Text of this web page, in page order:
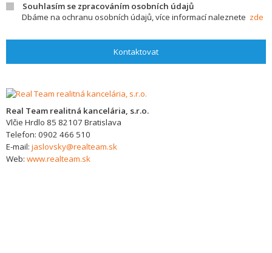
Souhlasím se zpracováním osobních údajů
Dbáme na ochranu osobních údajů, více informací naleznete zde
Kontaktovat
Real Team realitná kancelária, s.r.o.
Vlčie Hrdlo 85 82107 Bratislava
Telefon: 0902 466 510
E-mail: jaslovsky@realteam.sk
Web: www.realteam.sk